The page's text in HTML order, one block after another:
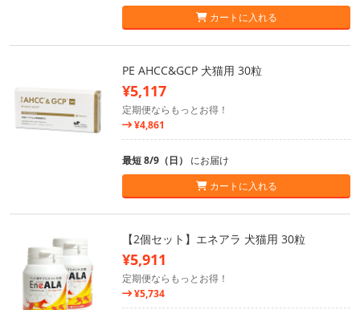
カートに入れる
PE AHCC&GCP 犬猫用 30粒
¥5,117
定期便ならもっとお得！
¥4,861
最短 8/9（日） にお届け
カートに入れる
【2個セット】エネアラ 犬猫用 30粒
¥5,911
定期便ならもっとお得！
¥5,734